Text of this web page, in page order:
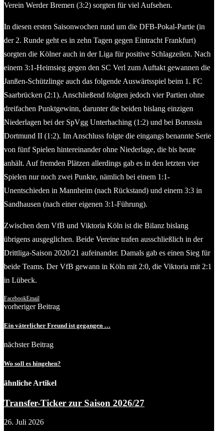
Verein Werder Bremen (3:2) sorgten für viel Aufsehen.
In diesen ersten Saisonwochen rund um die DFB-Pokal-Partie (in
der 2. Runde geht es in zehn Tagen gegen Eintracht Frankfurt)
sorgten die Kölner auch in der Liga für positive Schlagzeilen. Nach
einem 3:1-Heimsieg gegen den SC Verl zum Auftakt gewannen die
Janßen-Schützlinge auch das folgende Auswärtsspiel beim 1. FC
Saarbrücken (2:1). Anschließend folgten jedoch vier Partien ohne
dreifachen Punktgewinn, darunter die beiden bislang einzigen
Niederlagen bei der SpVgg Unterhaching (1:2) und bei Borussia
Dortmund II (1:2). Im Anschluss folgte die eingangs benannte Serie
von fünf Spielen hintereinander ohne Niederlage, die bis heute
anhält. Auf fremden Plätzen allerdings gab es in den letzten vier
Spielen nur noch zwei Punkte, nämlich bei einem 1:1-
Unentschieden in Mannheim (nach Rückstand) und einem 3:3 in
Sandhausen (nach einer eigenen 3:1-Führung).
Zwischen dem VfB und Viktoria Köln ist die Bilanz bislang
übrigens ausgeglichen. Beide Vereine trafen ausschließlich in der
Drittliga-Saison 2020/21 aufeinander. Damals gab es einen Sieg für
beide Teams. Der VfB gewann in Köln mit 2:0, die Viktoria mit 2:1
in Lübeck.
FacebookEmail
vorheriger Beitrag
Ein väterlicher Freund ist gegangen …
nächster Beitrag
Wo soll es hingehen?
ähnliche Artikel
Transfer-Ticker zur Saison 2026/27
26. Juli 2026